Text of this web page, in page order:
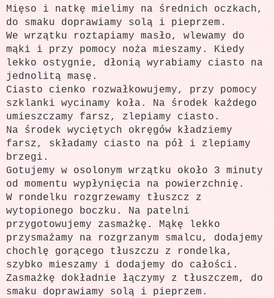
Mięso i natkę mielimy na średnich oczkach,
do smaku doprawiamy solą i pieprzem.
We wrzątku roztapiamy masło, wlewamy do
mąki i przy pomocy noża mieszamy. Kiedy
lekko ostygnie, dłonią wyrabiamy ciasto na
jednolitą masę.
Ciasto cienko rozwałkowujemy, przy pomocy
szklanki wycinamy koła. Na środek każdego
umieszczamy farsz, zlepiamy ciasto.
Na środek wyciętych okręgów kładziemy
farsz, składamy ciasto na pół i zlepiamy
brzegi.
Gotujemy w osolonym wrzątku około 3 minuty
od momentu wypłynięcia na powierzchnię.
W rondelku rozgrzewamy tłuszcz z
wytopionego boczku. Na patelni
przygotowujemy zasmażkę. Mąkę lekko
przysmażamy na rozgrzanym smalcu, dodajemy
chochlę gorącego tłuszczu z rondelka,
szybko mieszamy i dodajemy do całości.
Zasmażkę dokładnie łączymy z tłuszczem, do
smaku doprawiamy solą i pieprzem.